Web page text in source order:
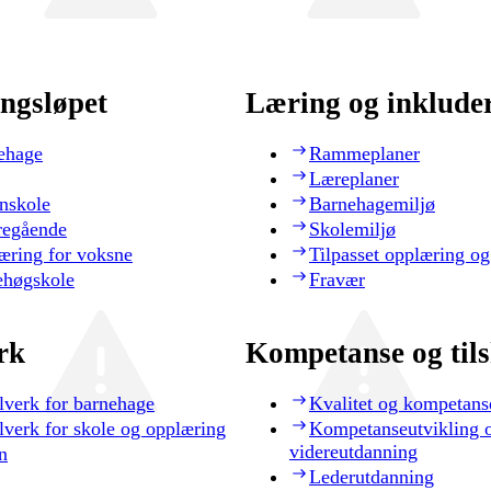
for voksne
Læring og
Rammeplaner
Læreplaner
Barnehagemiljø
Skolemiljø
Tilpasset opplæring
Fravær
for barnehage
for skole og opplæring
Kompetanse og
Kvalitet og
Kompetanseutvikling
videreutdanning
Lederutdanning